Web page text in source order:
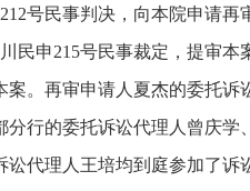
号民事判决，向本院申请再
民申215号民事裁定，提审本
案。再审申请人夏杰的委托诉
分行的委托诉讼代理人曾庆学
讼代理人王培均到庭参加了诉